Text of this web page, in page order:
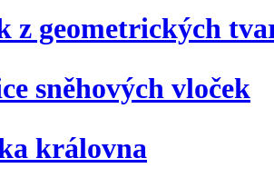
z geometrických
sněhových vloček
královna